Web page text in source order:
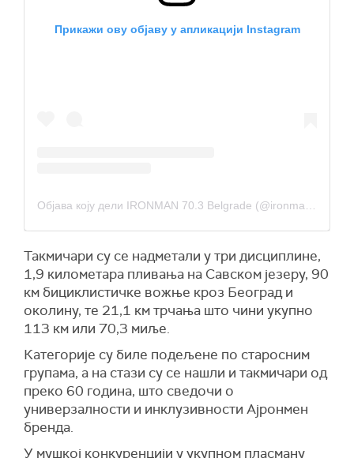
Прикажи ову објаву у апликацији Instagram
Такмичари су се надметали у три дисциплине,
1,9 километара пливања на Савском језеру, 90
км бициклистичке вожње кроз Београд и
околину, те 21,1 км трчања што чини укупно
113 км или 70,3 миље.
Категорије су биле подељене по старосним
групама, а на стази су се нашли и такмичари од
преко 60 година, што сведочи о
универзалности и инклузивности Ајронмен
бренда.
У мушкој конкуренцији у укупном пласману